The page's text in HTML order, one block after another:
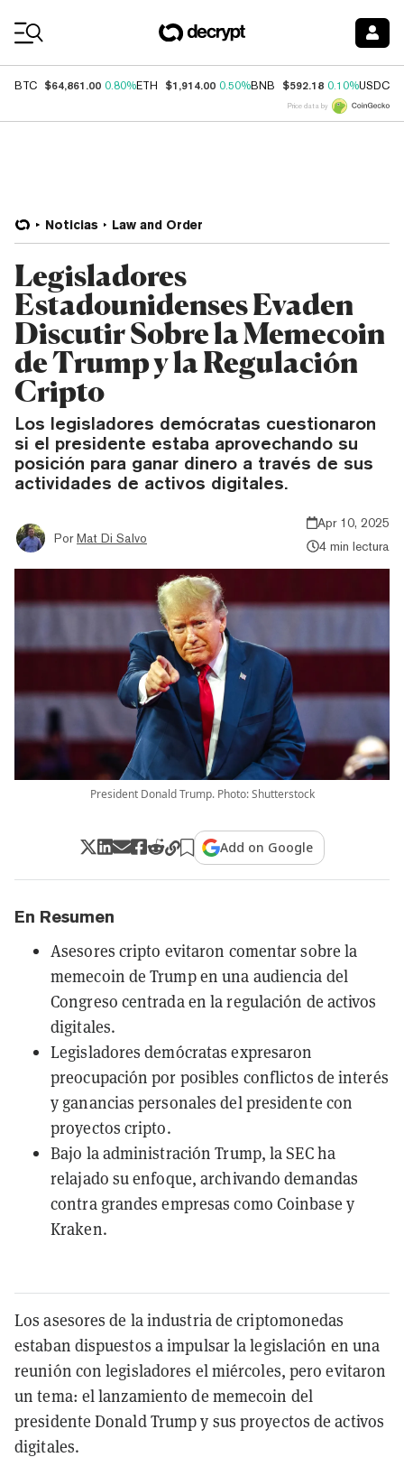
BTC $64,861.00 0.80%ETH $1,914.00 0.50%BNB $592.18 0.10%USDC
Price data by
Noticias Law and Order
Legisladores
Estadounidenses Evaden
Discutir Sobre la Memecoin
de Trump y la Regulación
Cripto
Los legisladores demócratas cuestionaron
si el presidente estaba aprovechando su
posición para ganar dinero a través de sus
actividades de activos digitales.
Por Mat Di Salvo
Apr 10, 2025
4 min lectura
President Donald Trump. Photo: Shutterstock
Add on Google
En Resumen
Asesores cripto evitaron comentar sobre la
memecoin de Trump en una audiencia del
Congreso centrada en la regulación de activos
digitales.
Legisladores demócratas expresaron
preocupación por posibles conflictos de interés
y ganancias personales del presidente con
proyectos cripto.
Bajo la administración Trump, la SEC ha
relajado su enfoque, archivando demandas
contra grandes empresas como Coinbase y
Kraken.
Los asesores de la industria de criptomonedas
estaban dispuestos a impulsar la legislación en una
reunión con legisladores el miércoles, pero evitaron
un tema: el lanzamiento de memecoin del
presidente Donald Trump y sus proyectos de activos
digitales.